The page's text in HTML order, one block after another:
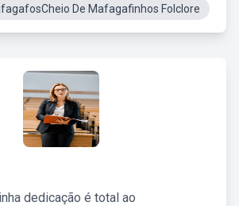
De Mafagafinhos Folclore
dedicação é total ao